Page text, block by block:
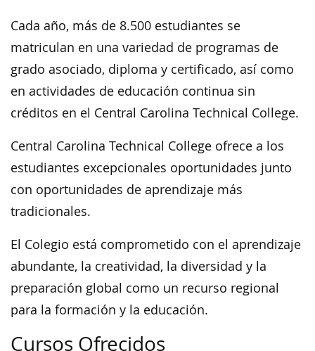
Cada año, más de 8.500 estudiantes se
matriculan en una variedad de programas de
grado asociado, diploma y certificado, así como
en actividades de educación continua sin
créditos en el Central Carolina Technical College.
Central Carolina Technical College ofrece a los
estudiantes excepcionales oportunidades junto
con oportunidades de aprendizaje más
tradicionales.
El Colegio está comprometido con el aprendizaje
abundante, la creatividad, la diversidad y la
preparación global como un recurso regional
para la formación y la educación.
Cursos Ofrecidos